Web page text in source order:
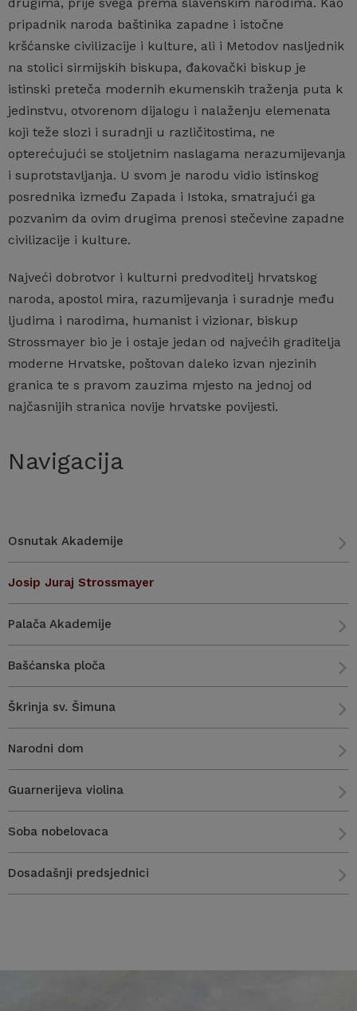
pripadnik naroda baštinika zapadne i istočne
kršćanske civilizacije i kulture, ali i Metodov nasljednik
na stolici sirmijskih biskupa, đakovački biskup je
istinski preteča modernih ekumenskih traženja puta k
jedinstvu, otvorenom dijalogu i nalaženju elemenata
koji teže slozi i suradnji u različitostima, ne
opterećujući se stoljetnim naslagama nerazumijevanja
i suprotstavljanja. U svom je narodu vidio istinskog
posrednika između Zapada i Istoka, smatrajući ga
pozvanim da ovim drugima prenosi stečevine zapadne
civilizacije i kulture.
Najveći dobrotvor i kulturni predvoditelj hrvatskog
naroda, apostol mira, razumijevanja i suradnje među
ljudima i narodima, humanist i vizionar, biskup
Strossmayer bio je i ostaje jedan od najvećih graditelja
moderne Hrvatske, poštovan daleko izvan njezinih
granica te s pravom zauzima mjesto na jednoj od
najčasnijih stranica novije hrvatske povijesti.
Navigacija
Osnutak Akademije
Josip Juraj Strossmayer
Palača Akademije
Bašćanska ploča
Škrinja sv. Šimuna
Narodni dom
Guarnerijeva violina
Soba nobelovaca
Dosadašnji predsjednici